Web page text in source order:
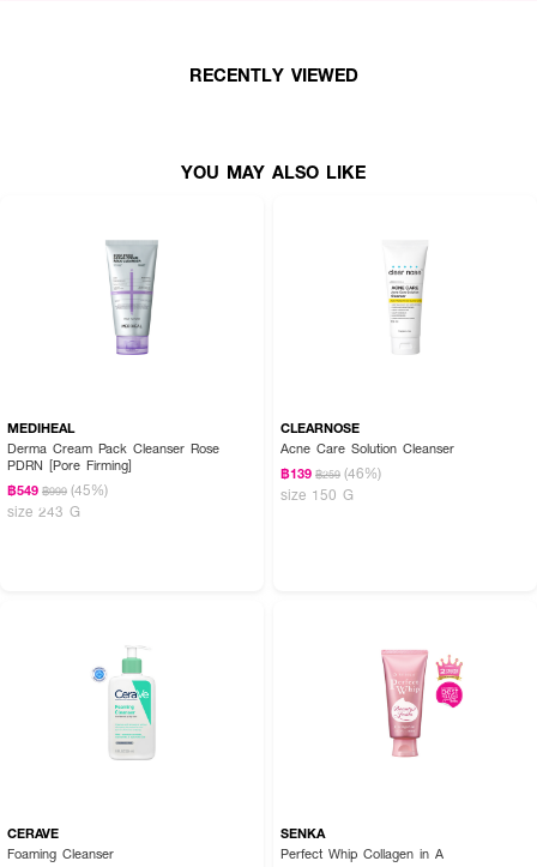
RECENTLY VIEWED
YOU MAY ALSO LIKE
MEDIHEAL
Derma Cream Pack Cleanser Rose
PDRN [Pore Firming]
฿549 ฿999 (45%)
size 243 G
CLEARNOSE
Acne Care Solution Cleanser
฿139 ฿259 (46%)
size 150 G
CERAVE
Foaming Cleanser
SENKA
Perfect Whip Collagen in A